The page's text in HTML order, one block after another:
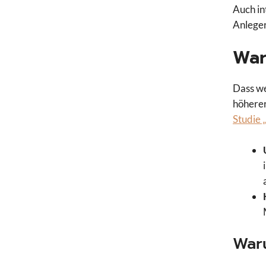
Auch
Dass
Studie